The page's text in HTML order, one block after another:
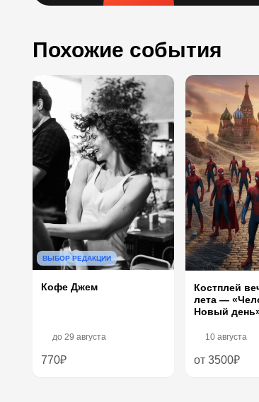
Похожие события
ВЫБОР РЕДАКЦИИ
Кофе Джем
до 29 августа
770₽
Костплей
лета —
Новый
10 августа
от 3500₽